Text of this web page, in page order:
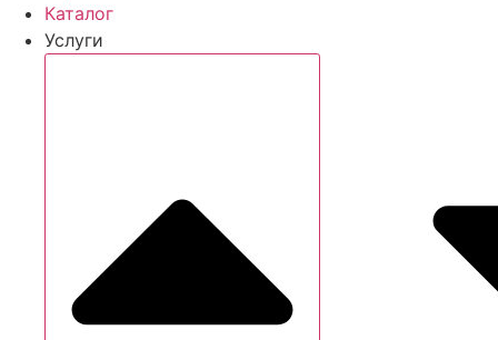
Каталог
Услуги